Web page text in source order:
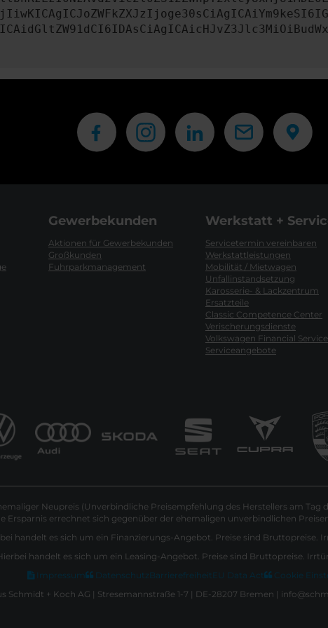
Gewerbekunden
Aktionen für Gewerbekunden
Großkunden
Fuhrparkmanagement
Werkstatt +
Servicetermin vereinbaren
Werkstattleistungen
Mobilität / Mietwagen
Unfallinstandsetzung
Karosserie- & Lackzentrum
Ersatzteile
Classic Competence Center
Verischerungsdienste
Volkswagen Financial Service
Serviceangebote
Neupreis (Unverbindliche Preisempfehlung des Herstellers am Tag
Ersparnis errechnet sich gegenüber der ehemaligen unverbindlichen
handelt es sich um ein Finanzierungs-Angebot. Preise sind Bruttopreise.
handelt es sich um ein Leasing-Angebot. Preise sind Bruttopreise.
Impressum
Datenschutz Barrierefreiheit EU Data Act
Cookie
Schmidt + Koch AG | Stresemannstraße 1-7 | DE-28207 Bremen |